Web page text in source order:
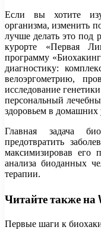
Если вы хотите
организма, изменить
лучше делать это под
курорте «Первая
программу
диагностику:
велоэргометрию,
исследование
персональный
здоровьем в домашних
Главная задача
предотвратить
максимизировав его
анализа биоданных
терапии.
Читайте также
Первые шаги к